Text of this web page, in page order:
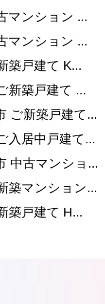
マンション ...
マンション ...
築戸建て K...
新築戸建て ...
ご新築戸建て...
入居中戸建て...
中古マンショ...
築マンション...
築戸建て H...